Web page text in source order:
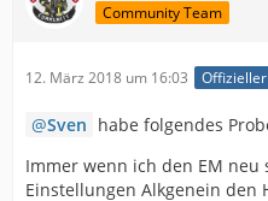
Community Team
12. März 2018 um 16:03
Sven habe folgendes
Immer wenn ich den EM
Einstellungen Alkgenein den